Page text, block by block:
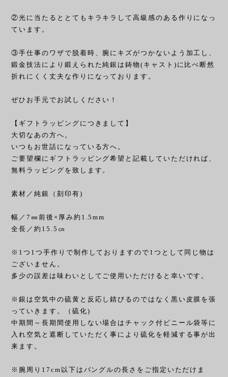
②光に当たるととてもキラキラして高級感のある作りになっ
ています。
③手仕事のワザで脱着時、腕にキズがつかないよう加工し、
鍛金技法により鍛えられた純銀は鋳物(キャスト)に比べ断然
折れにくく丈夫な作りになっております。
ぜひお手元でお試しください！
【ギフトラッピングにつきまして】
大切なあの方へ。
いつもお世話になっている方へ。
ご要望欄にギフトラッピング希望と記載していただければ、
無料ラッピングを致します。
素材／純銀（刻印有)
幅／7㎜前後×厚み約1.5mm
全長／約15.5㎝
※1つ1つ手作りで制作しておりますので1つとして同じ物は
ございません。
多少の誤差は味わいとしてご使用いただけると幸いです。
※銀は空気中の硫黄と反応し錆びるのではなく黒い皮膜を張
っていきます。（硫化)
中期間～長期間使用しない場合はチャック付ビニール袋等に
入れ空気と遮断していただく事により硫化を軽減する事が出
来ます。
※腕周り17cm以下はバングルの長さをご指定いただけま